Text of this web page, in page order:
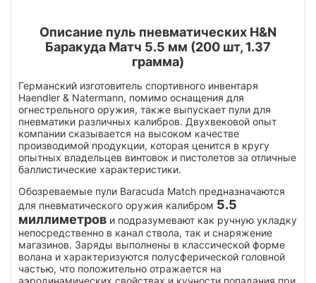
Описание пуль пневматических H&N
Баракуда Матч 5.5 мм (200 шт, 1.37
грамма)
Германский изготовитель спортивного инвентаря
Haendler & Natermann, помимо оснащения для
огнестрельного оружия, также выпускает пули для
пневматики различных калибров. Двухвековой опыт
компании сказывается на высоком качестве
производимой продукции, которая ценится в кругу
опытных владельцев винтовок и пистолетов за отличные
баллистические характеристики.
Обозреваемые пули Baracuda Match предназначаются
для пневматического оружия калибром 5.5
миллиметров и подразумевают как ручную укладку
непосредственно в канал ствола, так и снаряжение
магазинов. Заряды выполнены в классической форме
волана и характеризуются полусферической головной
частью, что положительно отражается на
аэродинамических свойствах и кучности попадания при